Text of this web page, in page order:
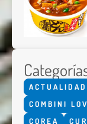
ACTUALIDAD
COMBINI
COREA